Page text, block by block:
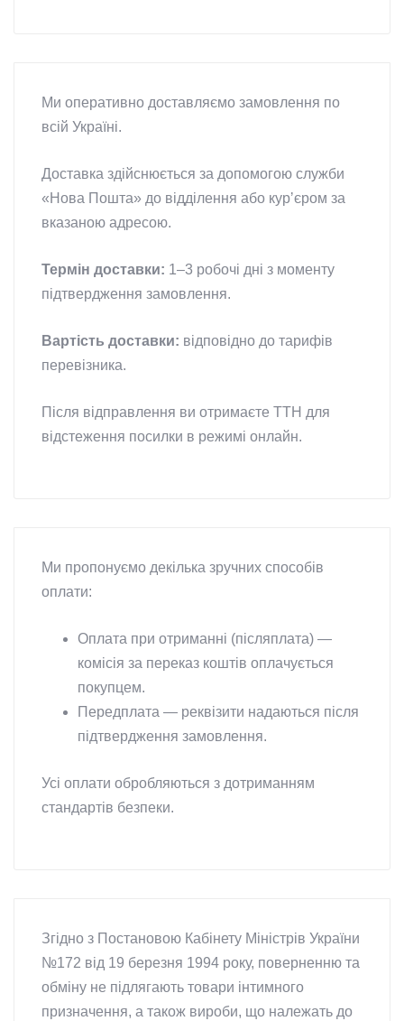
Ми оперативно доставляємо замовлення по
всій Україні.
Доставка здійснюється за допомогою служби
«Нова Пошта» до відділення або курʼєром за
вказаною адресою.
Термін доставки: 1–3 робочі дні з моменту
підтвердження замовлення.
Вартість доставки: відповідно до тарифів
перевізника.
Після відправлення ви отримаєте ТТН для
відстеження посилки в режимі онлайн.
Ми пропонуємо декілька зручних способів
оплати:
Оплата при отриманні (післяплата) —
комісія за переказ коштів оплачується
покупцем.
Передплата — реквізити надаються після
підтвердження замовлення.
Усі оплати обробляються з дотриманням
стандартів безпеки.
Згідно з Постановою Кабінету Міністрів України
№172 від 19 березня 1994 року, поверненню та
обміну не підлягають товари інтимного
призначення, а також вироби, що належать до